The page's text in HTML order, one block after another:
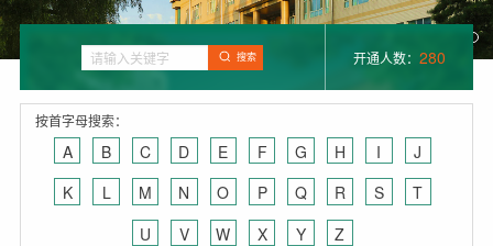
搜索 开通人数： 280
按首字母搜索：
A B C D E F G H I
J
K
L M N O P Q R S
T
U
V W X Y Z